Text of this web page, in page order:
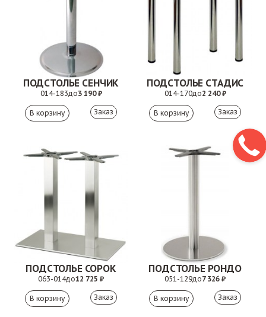
ПОДСТОЛЬЕ СЕНЧИК
014-183до3 190 ₽
Заказ
ПОДСТОЛЬЕ СТАДИС
014-170до2 240 ₽
Заказ
ПОДСТОЛЬЕ СОРОК
063-014до12 725 ₽
Заказ
ПОДСТОЛЬЕ РОНДО
051-129до7 326 ₽
Заказ